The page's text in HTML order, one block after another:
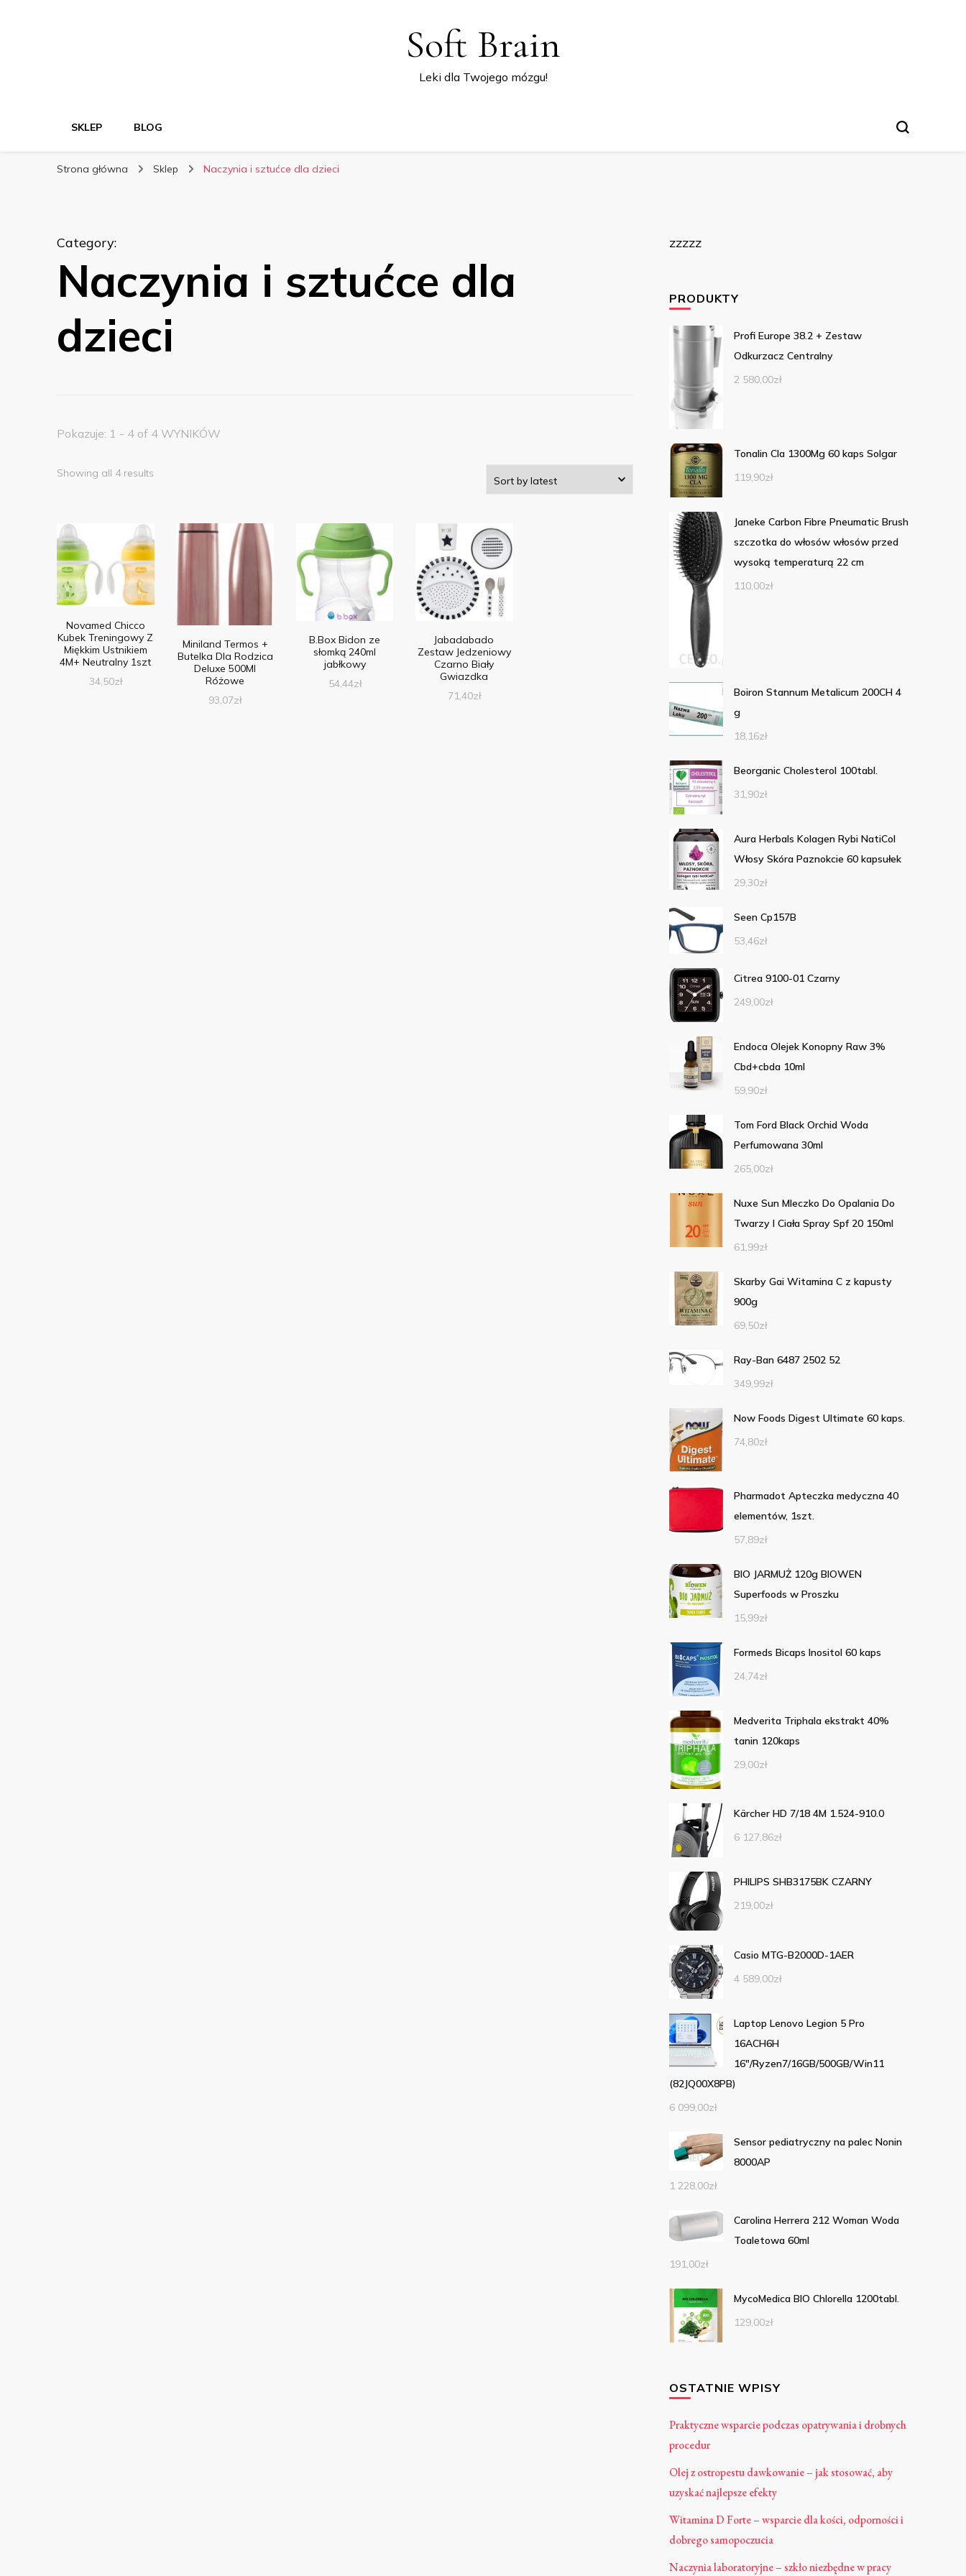
Soft Brain
Leki dla Twojego mózgu!
SKLEP BLOG
Strona główna Sklep Naczynia i sztućce dla dzieci
Category:
Naczynia i sztućce dla
dzieci
Pokazuje: 1 - 4 of 4 WYNIKÓW
Showing all 4 results
Novamed Chicco
Kubek Treningowy Z
Miękkim Ustnikiem
4M+ Neutralny 1szt
34,50zł
Miniland Termos +
Butelka Dla Rodzica
Deluxe 500Ml
Różowe
93,07zł
B.Box Bidon ze
słomką 240ml
jabłkowy
54,44zł
Jabadabado
Zestaw Jedzeniowy
Czarno Biały
Gwiazdka
71,40zł
zzzzz
PRODUKTY
Profi Europe 38.2 + Zestaw
Odkurzacz Centralny
2 580,00zł
Tonalin Cla 1300Mg 60 kaps Solgar
119,90zł
Janeke Carbon Fibre Pneumatic Brush
szczotka do włosów włosów przed
wysoką temperaturą 22 cm
110,00zł
Boiron Stannum Metalicum 200CH 4
g
18,16zł
Beorganic Cholesterol 100tabl.
31,90zł
Aura Herbals Kolagen Rybi NatiCol
Włosy Skóra Paznokcie 60 kapsułek
29,30zł
Seen Cp157B
53,46zł
Citrea 9100-01 Czarny
249,00zł
Endoca Olejek Konopny Raw 3%
Cbd+cbda 10ml
59,90zł
Tom Ford Black Orchid Woda
Perfumowana 30ml
265,00zł
Nuxe Sun Mleczko Do Opalania Do
Twarzy I Ciała Spray Spf 20 150ml
61,99zł
Skarby Gai Witamina C z kapusty
900g
69,50zł
Ray-Ban 6487 2502 52
349,99zł
Now Foods Digest Ultimate 60 kaps.
74,80zł
Pharmadot Apteczka medyczna 40
elementów, 1szt.
57,89zł
BIO JARMUŻ 120g BIOWEN
Superfoods w Proszku
15,99zł
Formeds Bicaps Inositol 60 kaps
24,74zł
Medverita Triphala ekstrakt 40%
tanin 120kaps
29,00zł
Kärcher HD 7/18 4M 1.524-910.0
6 127,86zł
PHILIPS SHB3175BK CZARNY
219,00zł
Casio MTG-B2000D-1AER
4 589,00zł
Laptop Lenovo Legion 5 Pro
16ACH6H
16"/Ryzen7/16GB/500GB/Win11
(82JQ00X8PB)
6 099,00zł
Sensor pediatryczny na palec Nonin
8000AP
1 228,00zł
Carolina Herrera 212 Woman Woda
Toaletowa 60ml
191,00zł
MycoMedica BIO Chlorella 1200tabl.
129,00zł
OSTATNIE WPISY
Praktyczne wsparcie podczas opatrywania i drobnych
procedur
Olej z ostropestu dawkowanie – jak stosować, aby
uzyskać najlepsze efekty
Witamina D Forte – wsparcie dla kości, odporności i
dobrego samopoczucia
Naczynia laboratoryjne – szkło niezbędne w pracy